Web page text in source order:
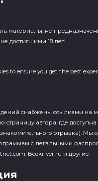
материалы, не
достигшими 18 лет!
to ensure you get the best
cнабжены ссылками на
автора, где
отрывка). Мы
с легальными
Bookriver.ru и другие.